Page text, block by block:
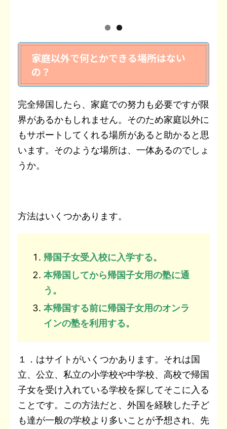
家庭以外で何とかできる場所はない
の？
完全帰国したら、家庭での努力も必要ですが限
界があるかもしれません。そのため家庭以外に
もサポートしてくれる場所があると助かると思
います。そのような場所は、一体あるのでしょ
うか。
方法はいくつかあります。
帰国子女受入校に入学する。
本帰国してから帰国子女用の塾に通
う。
本帰国する前に帰国子女用のオンラ
インの塾を利用する。
１．はサイトがいくつかあります。それは国
立、公立、私立の小学校や中学校、高校で帰国
子女を受け入れている学校を探してそこに入る
ことです。この方法だと、外国を経験した子ど
も達が一般の学校より多いことが予想され、先